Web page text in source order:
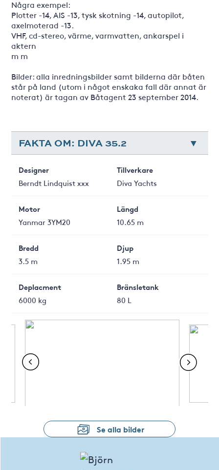
Några exempel:
Plotter -14, AIS -13, tysk skotning -14, autopilot,
axelmoterad -13.
VHF, cd-stereo, värme, varmvatten, ankarspel i
aktern
m m
Bilder: alla inredningsbilder samt bilderna där båten
står på land (utom i något enskaka fall där annat är
noterat) är tagan av Båtagent 23 september 2014.
FAKTA OM: DIVA 35.2
Designer
Berndt Lindquist xxx
Tillverkare
Diva Yachts
Motor
Yanmar 3YM20
Längd
10.65 m
Bredd
3.5 m
Djup
1.95 m
Deplacment
6000 kg
Bränsletank
80 L
Se alla bilder